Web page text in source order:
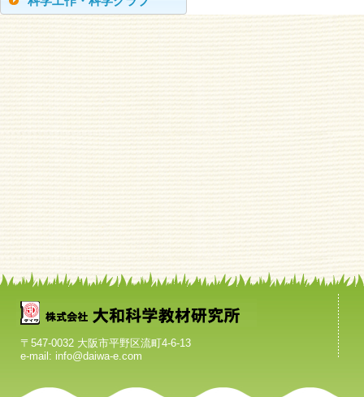
〒547-0032 大阪市平野区流町4-6-13
e-mail: info@daiwa-e.com